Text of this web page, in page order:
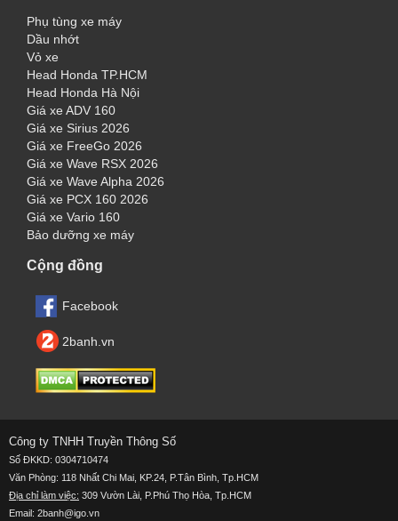
Phụ tùng xe máy
Dầu nhớt
Vỏ xe
Head Honda TP.HCM
Head Honda Hà Nội
Giá xe ADV 160
Giá xe Sirius 2026
Giá xe FreeGo 2026
Giá xe Wave RSX 2026
Giá xe Wave Alpha 2026
Giá xe PCX 160 2026
Giá xe Vario 160
Bảo dưỡng xe máy
Cộng đồng
Facebook
2banh.vn
Công ty TNHH Truyền Thông Số
Số ĐKKD: 0304710474
Văn Phòng: 118 Nhất Chi Mai, KP.24, P.Tân Bình, Tp.HCM
Địa chỉ làm việc: 309 Vườn Lài, P.Phú Thọ Hòa, Tp.HCM
Email: 2banh@igo.vn